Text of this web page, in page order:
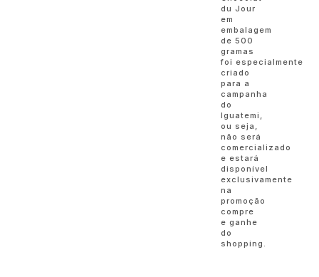
du Jour
em
embalagem
de 500
gramas
foi especialmente
criado
para a
campanha
do
Iguatemi,
ou seja,
não será
comercializado
e estará
disponível
exclusivamente
na
promoção
compre
e ganhe
do
shopping.